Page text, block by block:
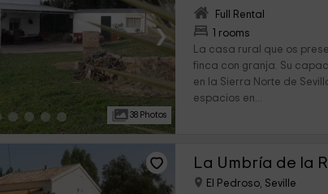
›
38 Photos
Full Rental
1 rooms
La casa rural que os
finca con granja. Su
en la Sierra Norte de
espacios en...
La Umbría de la
El Pedroso, Seville